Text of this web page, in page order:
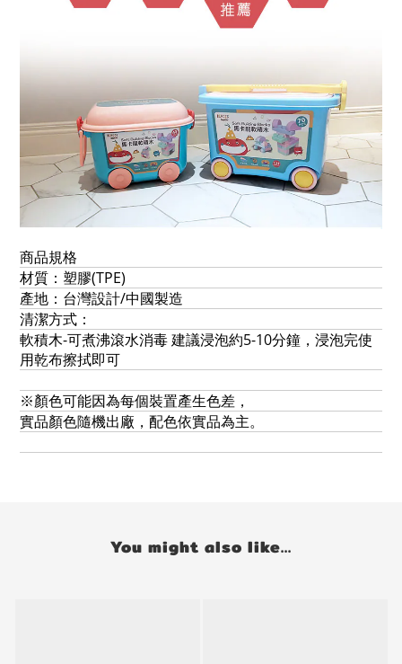
商品規格
材質：塑膠(TPE)
產地：台灣設計/中國製造
清潔方式：
軟積木-可煮沸滾水消毒 建議浸泡約5-10分鐘，浸泡完使
用乾布擦拭即可
※顏色可能因為每個裝置產生色差，
實品顏色隨機出廠，配色依實品為主。
You might also like...